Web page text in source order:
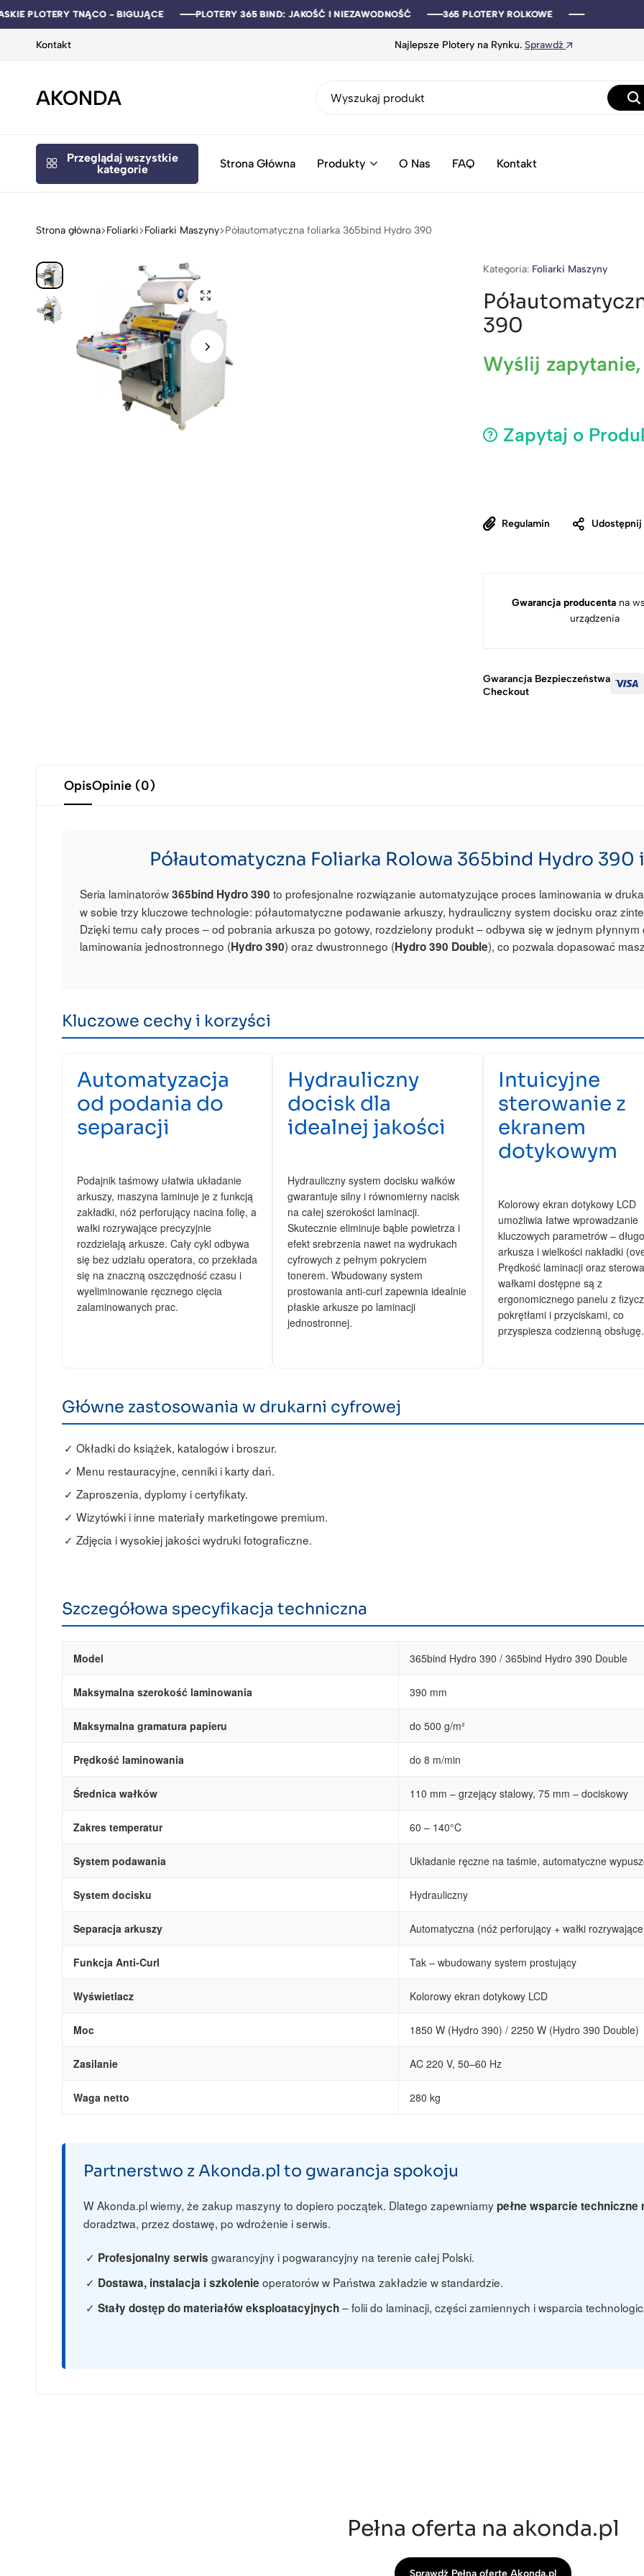
PLOTERY TNĄCO - BIGUJĄCE PLOTERY 365 BIND: JAKOŚĆ I NIEZAWODNOŚĆ 365 PLOTERY ROLKOWE
PLOTERY TNĄCO - BIGUJĄCE PLOTERY 365 BIND: JAKOŚĆ I NIEZAWODNOŚĆ 365 PLOTERY ROLKOWE
PLOTERY TNĄCO - BIGUJĄCE PLOTERY 365 BIND: JAKOŚĆ I NIEZAWODNOŚĆ 365 PLOTERY ROLKOWE
PLOTERY TNĄCO - BIGUJĄCE PLOTERY 365 BIND: JAKOŚĆ I NIEZAWODNOŚĆ 365 PLOTERY ROLKOWE
Kontakt Najlepsze Plotery na Rynku. Sprawdź
AKONDA
Sklep
InternetowyPrzeglądaj wszystkie
kategorie
Strona Główna Produkty O Nas FAQ Kontakt
Strona główna Foliarki Foliarki Maszyny Półautomatyczna foliarka 365bind Hydro 390
Kategoria: Foliarki Maszyny
390
Wyślij
Zapytaj o
Regulamin Udostępnij
Gwarancja producenta na
urządzenia
Gwarancja Bezpieczeństwa
Checkout
OpisOpinie (0)
Półautomatyczna Foliarka Rolowa 365bind Hydro
Seria laminatorów365bind Hydro 390 to profesjonalne rozwiązanie automatyzujące proces laminowania w
w sobie trzy kluczowe technologie: półautomatyczne podawanie arkuszy, hydrauliczny system docisku oraz
Dzięki temu cały proces – od pobrania arkusza po gotowy, rozdzielony produkt – odbywa się w jednym
laminowania jednostronnego (Hydro 390) oraz dwustronnego (Hydro 390 Double), co pozwala dopasować
Kluczowe cechy i korzyści
Automatyzacja
od podania do
separacji
Podajnik taśmowy ułatwia układanie
arkuszy, maszyna laminuje je z funkcją
zakładki, nóż perforujący nacina folię, a
wałki rozrywające precyzyjnie
rozdzielają arkusze. Cały cykl odbywa
się bez udziału operatora, co przekłada
się na znaczną oszczędność czasu i
wyeliminowanie ręcznego cięcia
zalaminowanych prac.
Hydrauliczny
docisk dla
idealnej jakości
Hydrauliczny system docisku wałków
gwarantuje silny i równomierny nacisk
na całej szerokości laminacji.
Skutecznie eliminuje bąble powietrza i
efekt srebrzenia nawet na wydrukach
cyfrowych z pełnym pokryciem
tonerem. Wbudowany system
prostowania anti-curl zapewnia idealnie
płaskie arkusze po laminacji
jednostronnej.
Intuicyjne
sterowanie z
ekranem
dotykowym
Kolorowy ekran dotykowy LCD
umożliwia łatwe wprowadzanie
kluczowych parametrów –
arkusza i wielkości nakładki
Prędkość laminacji oraz
wałkami dostępne są z
ergonomicznego panelu z
pokrętłami i przyciskami, co
przyspiesza codzienną obsługę.
Główne zastosowania w drukarni cyfrowej
Okładki do książek, katalogów i broszur.
Menu restauracyjne, cenniki i karty dań.
Zaproszenia, dyplomy i certyfikaty.
Wizytówki i inne materiały marketingowe premium.
Zdjęcia i wysokiej jakości wydruki fotograficzne.
Szczegółowa specyfikacja techniczna
Model 365bind Hydro 390 / 365bind Hydro 390 Double
Maksymalna szerokość laminowania 390 mm
Maksymalna gramatura papieru do 500 g/m²
Prędkość laminowania do 8 m/min
Średnica wałków 110 mm – grzejący stalowy, 75 mm – dociskowy
Zakres temperatur 60 – 140°C
System podawania Układanie ręczne na taśmie, automatyczne
System docisku Hydrauliczny
Separacja arkuszy Automatyczna (nóż perforujący + wałki
Funkcja Anti-Curl Tak – wbudowany system prostujący
Wyświetlacz Kolorowy ekran dotykowy LCD
Moc 1850 W (Hydro 390) / 2250 W (Hydro 390 Double)
Zasilanie AC 220 V, 50–60 Hz
Waga netto 280 kg
Partnerstwo z Akonda.pl to gwarancja spokoju
W Akonda.pl wiemy, że zakup maszyny to dopiero początek. Dlatego zapewniamy pełne wsparcie techniczne
doradztwa, przez dostawę, po wdrożenie i serwis.
Profesjonalny serwis gwarancyjny i pogwarancyjny na terenie całej Polski.
Dostawa, instalacja i szkolenie operatorów w Państwa zakładzie w standardzie.
Stały dostęp do materiałów eksploatacyjnych– folii do laminacji, części zamiennych i wsparcia
Pełna oferta na akonda.pl